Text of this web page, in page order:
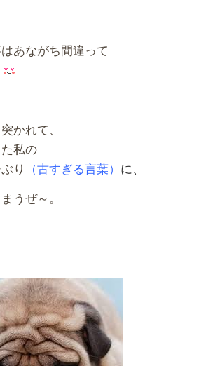
あながち間違って
かれて、
私の
り （古すぎる言葉） に、
うぜ～。